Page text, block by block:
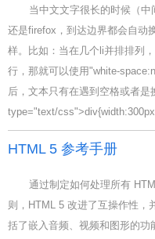
当中文文字很长的时候（
还是firefox，到达边界都会自动
样。比如：当在几个li并排排列
行，那就可以使用"white-
后，文本只有在遇到空格或者
type="text/
HTML 5 参考手册
通过制定如何处理所有
则，HTML 5 改进了互操作性，
括了嵌入音频、视频和图形的功